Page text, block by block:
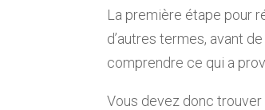
La première étape pour
d’autres termes, avant
comprendre ce qui a
Vous devez donc